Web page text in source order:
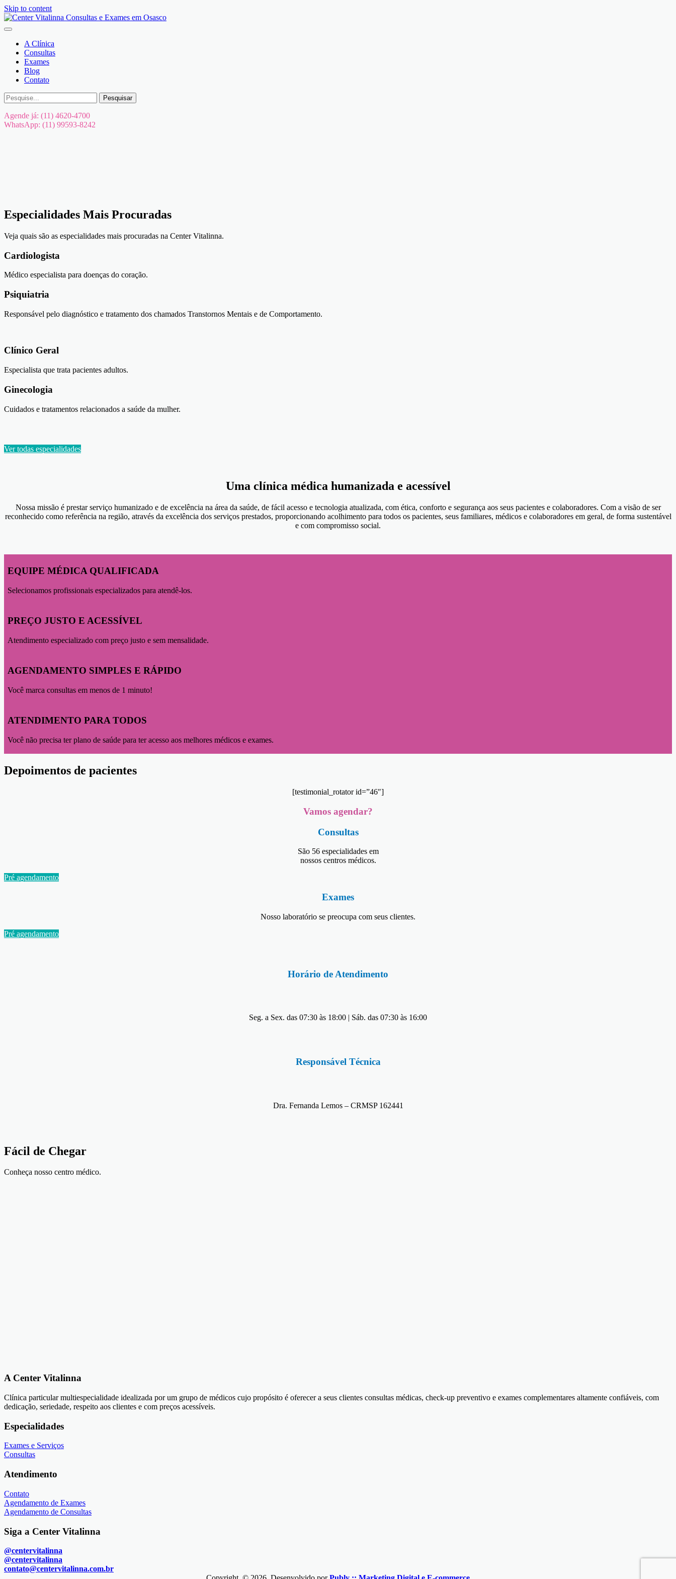
Skip to content
A Clínica
Consultas
Exames
Blog
Contato
Pesquisar
Agende já: (11) 4620-4700
WhatsApp: (11) 99593-8242
Especialidades Mais Procuradas
Veja quais são as especialidades mais procuradas na Center Vitalinna.
Cardiologista
Médico especialista para doenças do coração.
Psiquiatria
Responsável pelo diagnóstico e tratamento dos chamados Transtornos Mentais e de Comportamento.
Clínico Geral
Especialista que trata pacientes adultos.
Ginecologia
Cuidados e tratamentos relacionados a saúde da mulher.
Ver todas especialidades
Uma clínica médica humanizada e acessível
Nossa missão é prestar serviço humanizado e de excelência na área da saúde, de fácil acesso e tecnologia atualizada, com ética, conforto e segurança aos seus pacientes e colaboradores. Com a visão de ser
reconhecido como referência na região, através da excelência dos serviços prestados, proporcionando acolhimento para todos os pacientes, seus familiares, médicos e colaboradores em geral, de forma sustentável
e com compromisso social.
EQUIPE MÉDICA QUALIFICADA
Selecionamos profissionais especializados para atendê-los.
PREÇO JUSTO E ACESSÍVEL
Atendimento especializado com preço justo e sem mensalidade.
AGENDAMENTO SIMPLES E RÁPIDO
Você marca consultas em menos de 1 minuto!
ATENDIMENTO PARA TODOS
Você não precisa ter plano de saúde para ter acesso aos melhores médicos e exames.
Depoimentos de pacientes
[testimonial_rotator id=”46″]
Vamos agendar?
Consultas
São 56 especialidades em
nossos centros médicos.
Pré agendamento
Exames
Nosso laboratório se preocupa com seus clientes.
Pré agendamento
Horário de Atendimento
Seg. a Sex. das 07:30 às 18:00 | Sáb. das 07:30 às 16:00
Responsável Técnica
Dra. Fernanda Lemos – CRMSP 162441
Fácil de Chegar
Conheça nosso centro médico.
A Center Vitalinna
Clínica particular multiespecialidade idealizada por um grupo de médicos cujo propósito é oferecer a seus clientes consultas médicas, check-up preventivo e exames complementares altamente confiáveis, com
dedicação, seriedade, respeito aos clientes e com preços acessíveis.
Especialidades
Exames e Serviços
Consultas
Atendimento
Contato
Agendamento de Exames
Agendamento de Consultas
Siga a Center Vitalinna
@centervitalinna
@centervitalinna
contato@centervitalinna.com.br